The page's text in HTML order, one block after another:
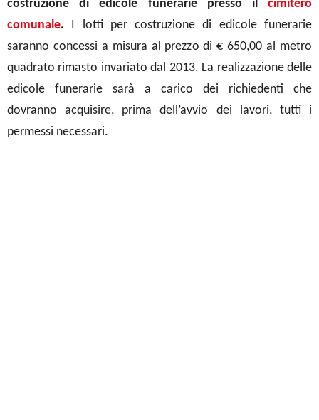
costruzione di edicole funerarie presso ilcimitero
comunale.
I lotti per costruzione di edicole funerarie
saranno concessi a misura al prezzo di € 650,00 al metro
quadrato rimasto invariato dal 2013. La realizzazione delle
edicole funerarie sarà a carico dei richiedenti che
dovranno acquisire, prima dell’avvio dei lavori, tutti i
permessi necessari.